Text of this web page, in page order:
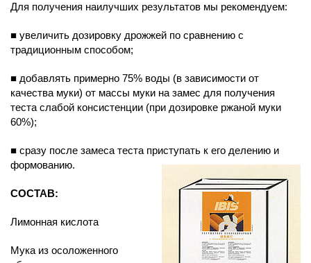
Для получения наилучших результатов мы рекомендуем:
■ увеличить дозировку дрожжей по сравнению с
традиционным способом;
■ добавлять примерно 75% воды (в зависимости от
качества муки) от массы муки на замес для получения
теста слабой консистенции (при дозировке ржаной муки
60%);
■ сразу после замеса теста приступать к его делению и
формованию.
СОСТАВ:
Лимонная кислота
Мука из осоложенного